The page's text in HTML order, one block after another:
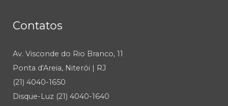
Contatos
Av. Visconde do Rio Branco, 11
Ponta d'Areia, Niterói | RJ
(21) 4040-1650
Disque-Luz (21) 4040-1640